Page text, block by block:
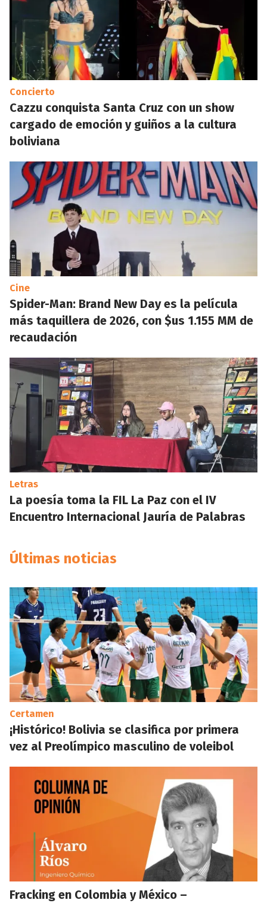
Concierto
Cazzu conquista Santa Cruz con un show
cargado de emoción y guiños a la cultura
boliviana
Cine
Spider-Man: Brand New Day es la película
más taquillera de 2026, con $us 1.155 MM de
recaudación
Letras
La poesía toma la FIL La Paz con el IV
Encuentro Internacional Jauría de Palabras
Últimas noticias
Certamen
¡Histórico! Bolivia se clasifica por primera
vez al Preolímpico masculino de voleibol
Fracking en Colombia y México –